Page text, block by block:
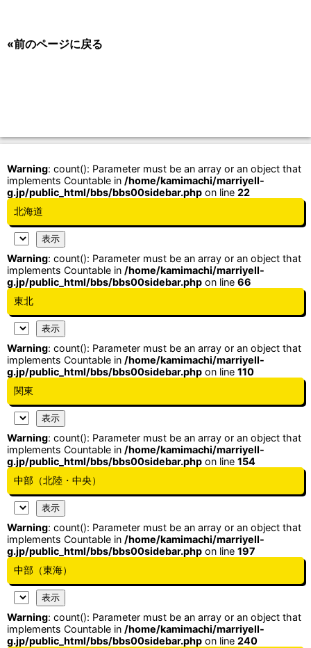
«前のページに戻る
Warning: count(): Parameter must be an array or an object that
implements Countable in /home/kamimachi/marriyell-
g.jp/public_html/bbs/bbs00sidebar.php on line 22
北海道
Warning: count(): Parameter must be an array or an object that
implements Countable in /home/kamimachi/marriyell-
g.jp/public_html/bbs/bbs00sidebar.php on line 66
東北
Warning: count(): Parameter must be an array or an object that
implements Countable in /home/kamimachi/marriyell-
g.jp/public_html/bbs/bbs00sidebar.php on line 110
関東
Warning: count(): Parameter must be an array or an object that
implements Countable in /home/kamimachi/marriyell-
g.jp/public_html/bbs/bbs00sidebar.php on line 154
中部（北陸・中央）
Warning: count(): Parameter must be an array or an object that
implements Countable in /home/kamimachi/marriyell-
g.jp/public_html/bbs/bbs00sidebar.php on line 197
中部（東海）
Warning: count(): Parameter must be an array or an object that
implements Countable in /home/kamimachi/marriyell-
g.jp/public_html/bbs/bbs00sidebar.php on line 240